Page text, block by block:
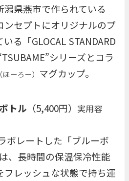
県燕市で作られている
ンセプトにオリジナルのプ
る「GLOCAL STANDARD
シリーズとコラ
（ほーろー） マグカップ。
トル （5,400円） 実用容
ボレートした「ブルーボ
、長時間の保温保冷性能
フレッシュな状態で持ち運